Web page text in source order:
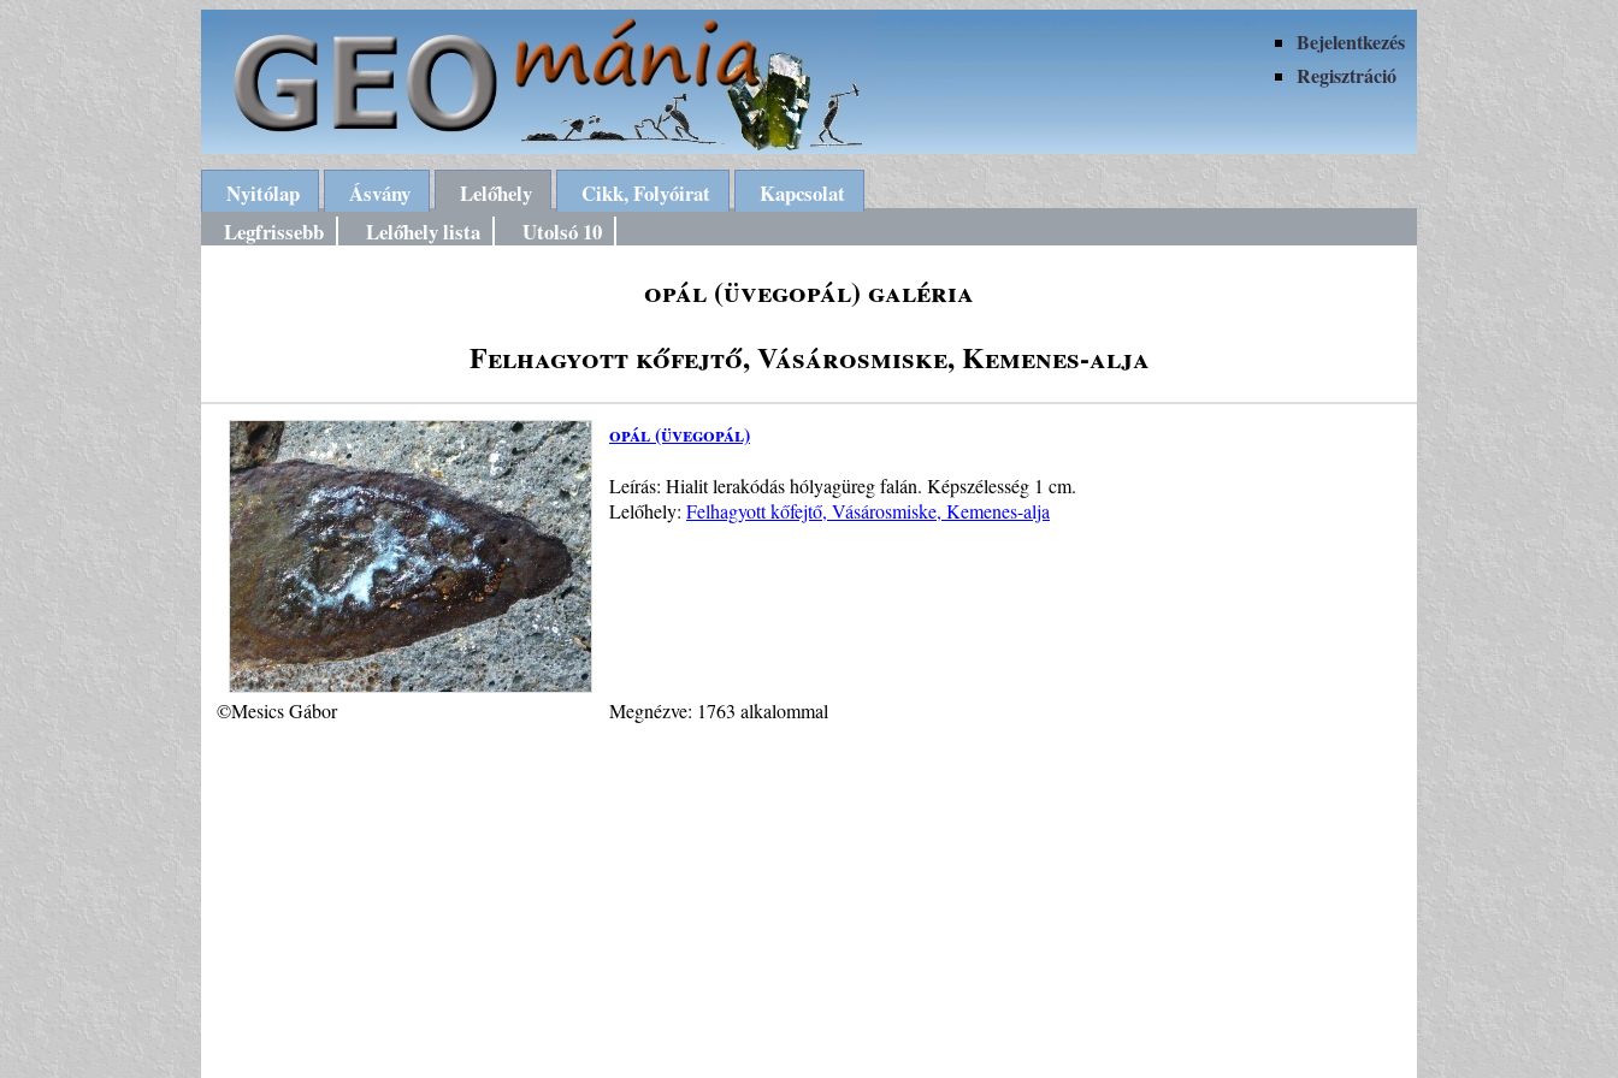
Bejelentkezés
Regisztráció
Nyitólap Ásvány Lelőhely Cikk, Folyóirat
Kapcsolat
Legfrissebb
Lelőhely lista Utolsó 10
opál (üvegopál) galéria
Felhagyott kőfejtő, Vásárosmiske, Kemenes-alja
opál (üvegopál)
Leírás: Hialit lerakódás hólyagüreg falán. Képszélesség 1 cm.
Lelőhely: Felhagyott kőfejtő, Vásárosmiske, Kemenes-alja
©Mesics Gábor Megnézve: 1763 alkalommal